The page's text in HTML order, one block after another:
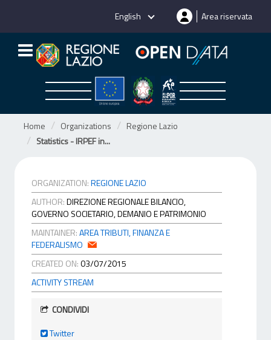
English Area riservata
Home Organizations
Regione Lazio
Statistics - IRPEF in...
ORGANIZATION:REGIONE LAZIO
AUTHOR:DIREZIONE REGIONALE BILANCIO,
GOVERNO SOCIETARIO, DEMANIO E PATRIMONIO
MAINTAINER:AREA TRIBUTI, FINANZA E
FEDERALISMO
CREATED ON:03/07/2015
ACTIVITY STREAM
CONDIVIDI
Twitter